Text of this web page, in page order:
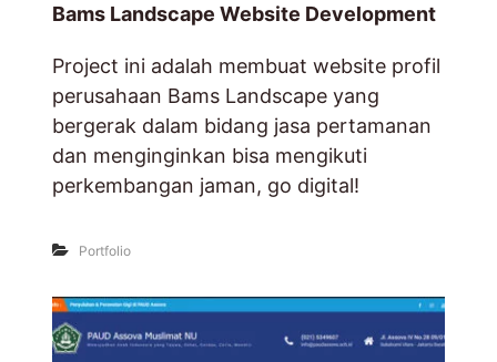
Bams Landscape Website Development
Project ini adalah membuat website profil
perusahaan Bams Landscape yang
bergerak dalam bidang jasa pertamanan
dan menginginkan bisa mengikuti
perkembangan jaman, go digital!
Portfolio